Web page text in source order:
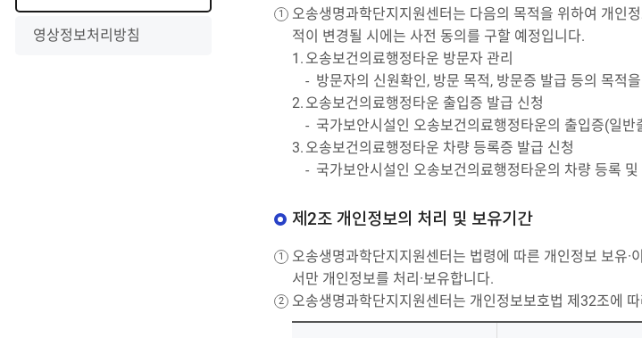
택
영상정보처리방침
오송생명과학단지지원센터는 다음의 목적을 위하여 개인
적이 변경될 시에는 사전 동의를 구할 예정입니다.
오송보건의료행정타운 방문자 관리
방문자의 신원확인, 방문 목적, 방문증 발급 등의 목적
오송보건의료행정타운 출입증 발급 신청
국가보안시설인 오송보건의료행정타운의 출입증(일
오송보건의료행정타운 차량 등록증 발급 신청
국가보안시설인 오송보건의료행정타운의 차량 등록
제2조 개인정보의 처리 및 보유기간
오송생명과학단지지원센터는 법령에 따른 개인정보 보유·
서만 개인정보를 처리·보유합니다.
오송생명과학단지지원센터는 개인정보보호법 제32조에